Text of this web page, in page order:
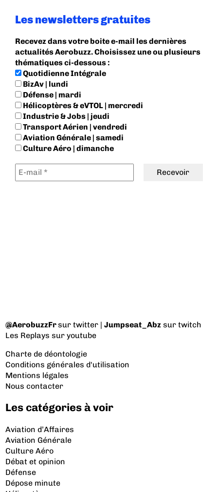
Les newsletters gratuites
Recevez dans votre boite e-mail les dernières
actualités Aerobuzz. Choisissez une ou plusieurs
thématiques ci-dessous :
Quotidienne Intégrale
BizAv | lundi
Défense | mardi
Hélicoptères & eVTOL | mercredi
Industrie & Jobs | jeudi
Transport Aérien | vendredi
Aviation Générale | samedi
Culture Aéro | dimanche
@AerobuzzFrsur twitter |Jumpseat_Abz sur twitch
Les Replays sur youtube
Charte de déontologie
Conditions générales d'utilisation
Mentions légales
Nous contacter
Les catégories à voir
Aviation d’Affaires
Aviation Générale
Culture Aéro
Débat et opinion
Défense
Dépose minute